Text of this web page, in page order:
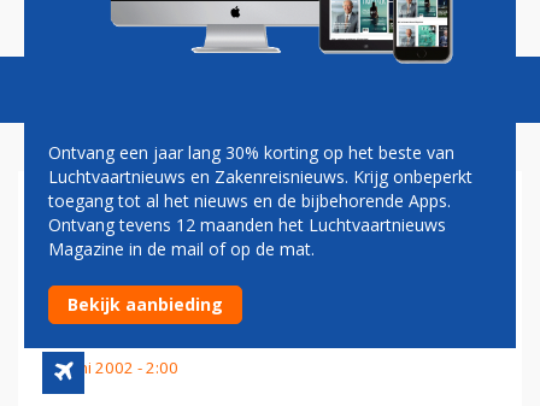
Magazine Podcasts Vacatures
SINGAPORE AIRLINES WIL
REGERINGEN UIT DE
LUCHTVAART HEBBEN
29 juni 2002 - 2:00
Ontvang een jaar lang 30% korting op het beste van
Luchtvaartnieuws en Zakenreisnieuws. Krijg onbeperkt
toegang tot al het nieuws en de bijbehorende Apps.
Ontvang tevens 12 maanden het Luchtvaartnieuws
Magazine in de mail of op de mat.
Bekijk aanbieding